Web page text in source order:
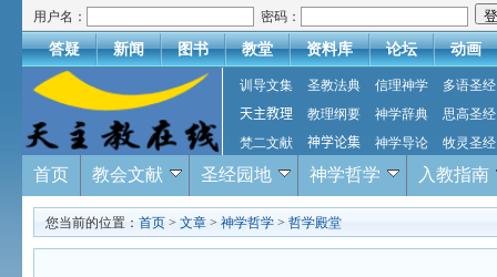
用户名： 密码：
答疑 新闻 图书 教堂 资料库 论坛 动画
训导文集 圣教法典 信理神学
多语圣经
天主教理
教理纲要 神学辞典
思高圣经
梵二文献
神学论集 神学导论 牧灵圣经
首页 教会文献 圣经园地 神学哲学 入教指南
您当前的位置： 首页 > 文章 > 神学哲学 > 哲学殿堂